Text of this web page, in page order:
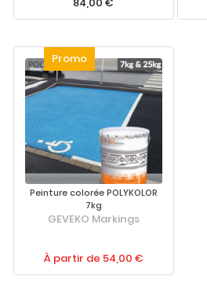
Peinture colorée POLYKOLOR
7kg
GEVEKO Markings
À partir de 54,00 €